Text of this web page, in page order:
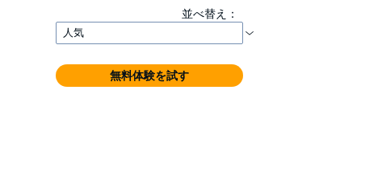
並べ替え：
無料体験を試す